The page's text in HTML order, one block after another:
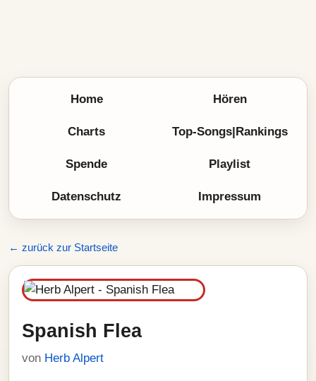
Home Hören
Charts Top-Songs|Rankings
Spende Playlist
Datenschutz Impressum
← zurück zur Startseite
Spanish Flea
von Herb Alpert